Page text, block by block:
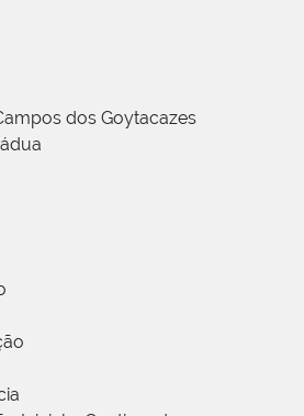
dos Goytacazes